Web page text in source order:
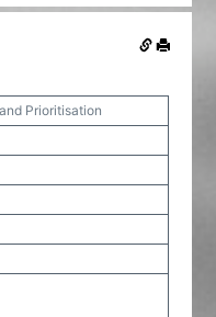
Prioritisation